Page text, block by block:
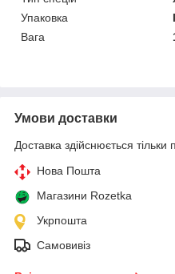
Упаковка
Вага
Умови доставки
Доставка здійснюється тільки
Нова Пошта
Магазини Rozetka
Укрпошта
Самовивіз